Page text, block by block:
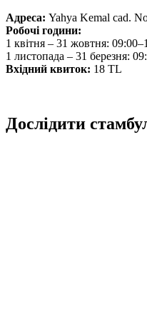
Адреса: Yahya Kemal cad.
Робочі години:
1 квітня – 31 жовтня:
1 листопада – 31 березня:
Вхідний квиток: 18 TL
Дослідити